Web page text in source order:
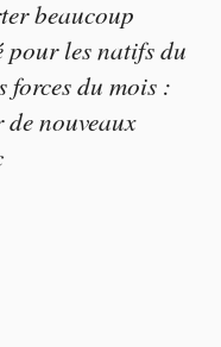
beaucoup
pour les natifs du
du mois :
nouveaux